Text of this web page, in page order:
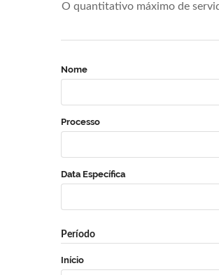
O quantitativo máximo de
Nome
Processo
Data Específica
Período
Início